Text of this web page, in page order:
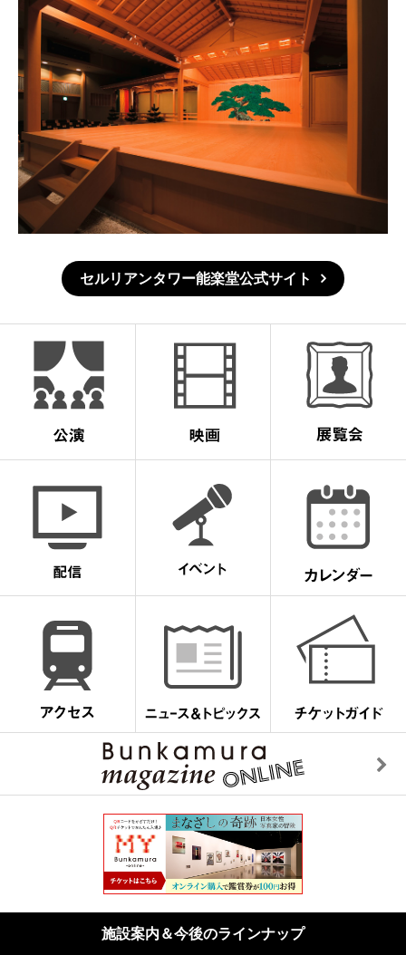
セルリアンタワー能楽堂公式サイト
施設案内＆今後のラインナップ